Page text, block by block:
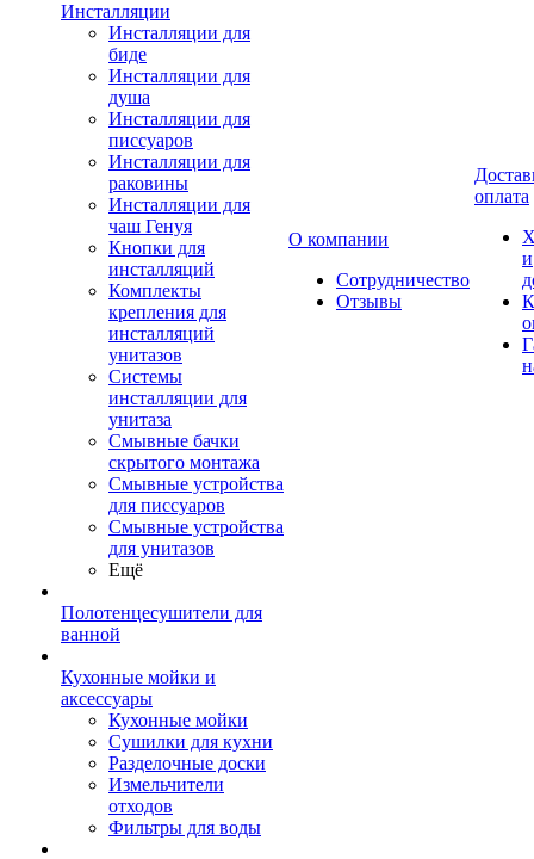
Инсталляции
Инсталляции для
биде
Инсталляции для
душа
Инсталляции для
писсуаров
Инсталляции для
раковины
Инсталляции для
чаш Генуя
Кнопки для
инсталляций
Комплекты
крепления для
инсталляций
унитазов
Системы
инсталляции для
унитаза
Смывные бачки
скрытого монтажа
Смывные устройства
для писсуаров
Смывные устройства
для унитазов
Ещё
Полотенцесушители для
ванной
Кухонные мойки и
аксессуары
Кухонные мойки
Сушилки для кухни
Разделочные доски
Измельчители
отходов
Фильтры для воды
О компании
Сотрудничество
Отзывы
оплата
и